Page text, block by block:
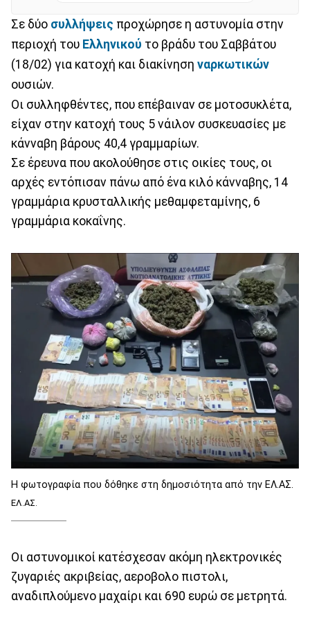
Σε δύο συλλήψεις προχώρησε η αστυνομία στην
περιοχή του Ελληνικού το βράδυ του Σαββάτου
(18/02) για κατοχή και διακίνηση ναρκωτικών
ουσιών.
Οι συλληφθέντες, που επέβαιναν σε μοτοσυκλέτα,
είχαν στην κατοχή τους 5 νάιλον συσκευασίες με
κάνναβη βάρους 40,4 γραμμαρίων.
Σε έρευνα που ακολούθησε στις οικίες τους, οι
αρχές εντόπισαν πάνω από ένα κιλό κάνναβης, 14
γραμμάρια κρυσταλλικής μεθαμφεταμίνης, 6
γραμμάρια κοκαΐνης.
Η φωτογραφία που δόθηκε στη δημοσιότητα από την ΕΛ.ΑΣ.
ΕΛ.ΑΣ.
Οι αστυνομικοί κατέσχεσαν ακόμη ηλεκτρονικές
ζυγαριές ακριβείας, αεροβολο πιστολι,
αναδιπλούμενο μαχαίρι και 690 ευρώ σε μετρητά.